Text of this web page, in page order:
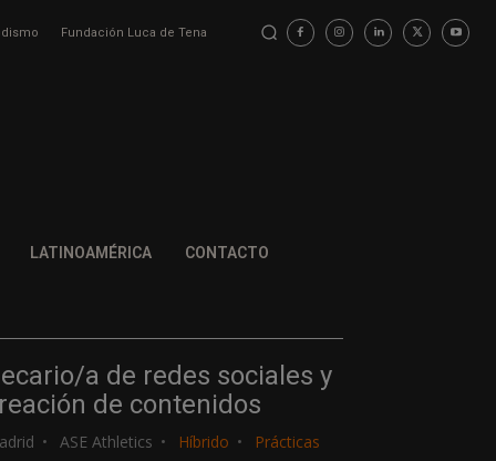
Fundación Luca de Tena
LATINOAMÉRICA CONTACTO
a de redes sociales y
de contenidos
ASE Athletics Híbrido Prácticas